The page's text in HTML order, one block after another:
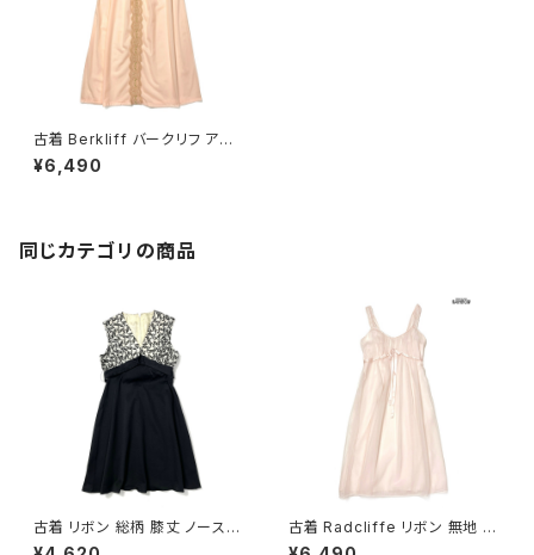
古着 Berkliff バークリフ アメリ
カ製 リボン レース 無地 ナイロ
ン 膝丈 ノースリーブ ワンピー
¥6,490
同じカテゴリの商品
古着 リボン 総柄 膝丈 ノースリ
ーブ ワンピース 黒 (oa26070
古着 Radcliffe リボン 無地 シ
フォン ナイロン ロング丈 ノース